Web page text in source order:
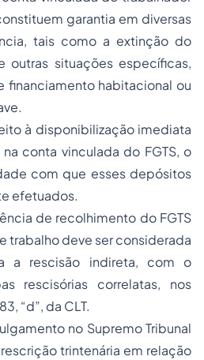
garantia em diversas
tais como a extinção do
outras situações específicas,
habitacional ou
à disponibilização imediata
conta vinculada do FGTS, o
com que esses depósitos
efetuados.
de recolhimento do FGTS
trabalho deve ser considerada
a rescisão indireta, com o
rescisórias correlatas, nos
“d”, da CLT.
no Supremo Tribunal
trintenária em relação